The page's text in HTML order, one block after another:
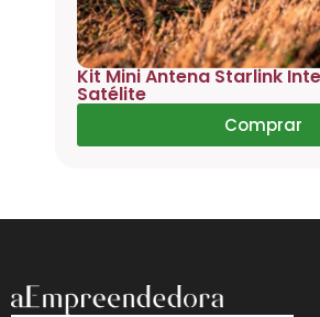
Kit Mini Antena Starlink
Satélite
Comprar